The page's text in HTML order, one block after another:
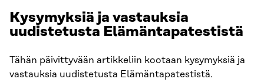
Kysymyksiä ja vastauksia
uudistetusta Elämäntapatestistä
Tähän päivittyvään artikkeliin kootaan kysymyksiä ja
vastauksia uudistetusta Elämäntapatestistä.